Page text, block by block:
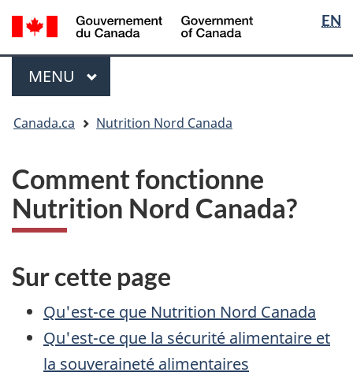
Passer
au
contenu
Passer
à
« Au
Passer
à
la
la
EN
of
Menu
MENU PRINCIPAL
êtes
Canada.ca Nutrition Nord Canada
Comment fonctionne
Nutrition Nord Canada?
Sur cette page
Qu'est-ce que Nutrition Nord Canada
Qu'est-ce que la sécurité alimentaire et
la souveraineté alimentaires